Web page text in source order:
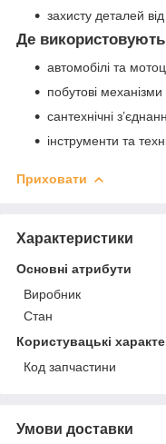
захисту деталей від
Де використовують
автомобілі та
побутові механізми
сантехнічні
інструменти та
Приховати
Характеристики
Основні атрибути
Виробник
Стан
Користувацькі
Код запчастини
Умови доставки